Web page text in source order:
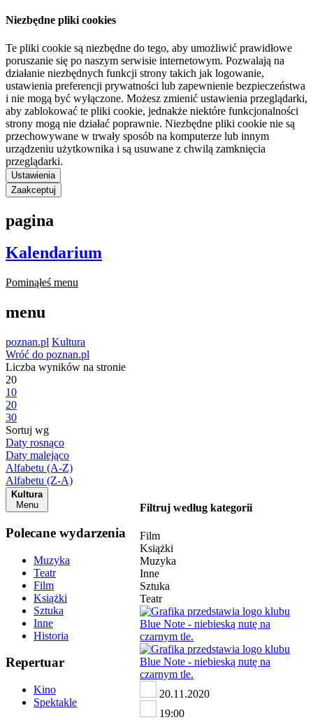
Niezbędne pliki cookies
Te pliki cookie są niezbędne do tego, aby umożliwić prawidłowe
poruszanie się po naszym serwisie internetowym. Pozwalają na
działanie niezbędnych funkcji strony takich jak logowanie,
ustawienia preferencji prywatności lub zapewnienie bezpieczeństwa
i nie mogą być wyłączone. Możesz zmienić ustawienia przeglądarki,
aby zablokować te pliki cookie, jednakże niektóre funkcjonalności
strony mogą nie działać poprawnie. Niezbędne pliki cookie nie są
przechowywane w trwały sposób na komputerze lub innym
urządzeniu użytkownika i są usuwane z chwilą zamknięcia
przeglądarki.
Ustawienia
Zaakceptuj
pagina
Kalendarium
Pominąłeś menu
menu
poznan.pl Kultura
Wróć do poznan.pl
Liczba wyników na stronie
20
10
20
30
Sortuj wg
Daty rosnąco
Daty malejąco
Alfabetu (A-Z)
Alfabetu (Z-A)
Kultura
Menu
Polecane wydarzenia
Muzyka
Teatr
Film
Książki
Sztuka
Inne
Historia
Repertuar
Kino
Spektakle
Filtruj według kategorii
Film
Książki
Muzyka
Inne
Sztuka
Teatr
20.11.2020
19:00